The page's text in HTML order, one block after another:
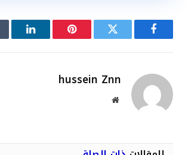
فيسبوك تويتر بينتيريستلينكدإن
hussein Znn
موقع